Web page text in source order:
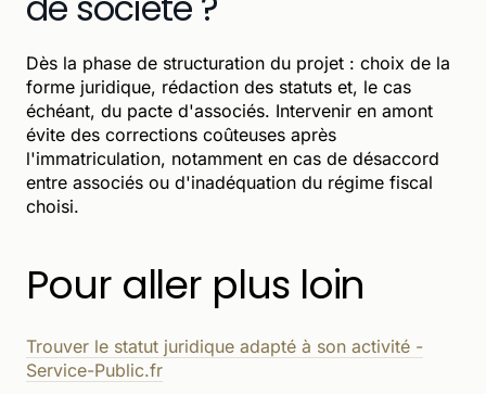
Dès la phase de structuration du projet : choix de la
forme juridique, rédaction des statuts et, le cas
échéant, du pacte d'associés. Intervenir en amont
évite des corrections coûteuses après
l'immatriculation, notamment en cas de désaccord
entre associés ou d'inadéquation du régime fiscal
choisi.
Pour aller plus loin
Trouver le statut juridique adapté à son activité -
Service-Public.fr